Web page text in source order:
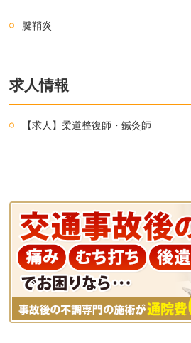
腱鞘炎
求人情報
【求人】柔道整復師・鍼灸師